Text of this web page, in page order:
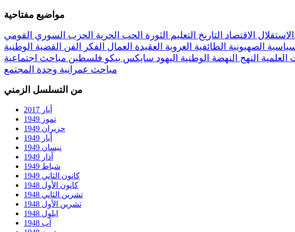
مواضيع مفتاحية
الاستقلال الاقتصاد التاريخ التعليم الثورة الحب الحرية
الحزب السوري القومي
الصهيونية الطائفية العروبة العقيدة العمال الفكر الفن
القضية الوطنية
العلمية النهج النهضة الوطنية اليهود سايكس بيكو فلسطين مباحث اجتماعية
مباحث عمرانية وحدة المجتمع
من التسلسل الزمني
أيار 2017
تموز 1949
حزيران 1949
أيار 1949
نيسان 1949
آذار 1949
شباط 1949
كانون الثاني 1949
كانون الأول 1948
تشرين الثاني 1948
تشرين الأول 1948
ايلول 1948
آب 1948